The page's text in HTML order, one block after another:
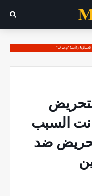
كانت السبب
ضد